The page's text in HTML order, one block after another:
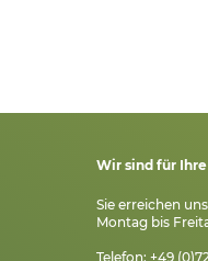
Wir sind für
Sie erreichen
Montag bis
Telefon: +49